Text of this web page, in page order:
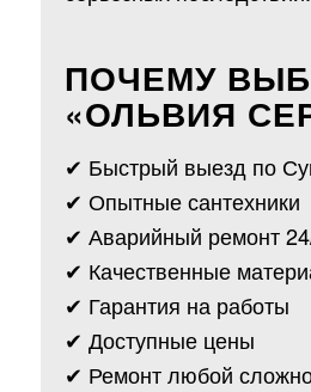
ПОЧЕМУ
«ОЛЬВИЯ
✔ Быстрый выезд по
✔ Опытные сантехники
✔ Аварийный ремонт
✔ Качественные
✔ Гарантия на работы
✔ Доступные цены
✔ Ремонт любой